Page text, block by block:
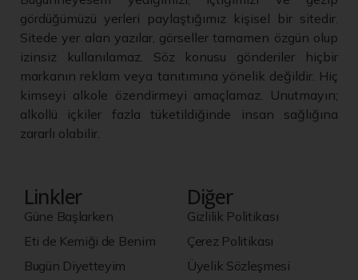
gördüğümüzü yerleri paylaştığımız kişisel bir sitedir.
Sitede yer alan yazılar, görseller tamamen özgün olup
izinsiz kullanılamaz. Söz konusu gönderiler hiçbir
markanın reklam veya tanıtımına yönelik değildir. Hiç
kimseyi alkole özendirmeyi amaçlamaz. Unutmayın;
alkollü içkiler fazla tüketildiğinde insan sağlığına
zararlı olabilir.
Linkler
Güne Başlarken
Eti de Kemiği de Benim
Bugün Diyetteyim
Diğer
Gizlilik Politikası
Çerez Politikası
Üyelik Sözleşmesi